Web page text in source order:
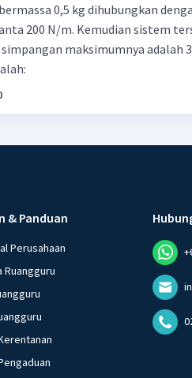
0,5 kg dihubungkan
200 N/m. Kemudian sistem
maksimumnya adalah
& Panduan
Perusahaan
Ruangguru